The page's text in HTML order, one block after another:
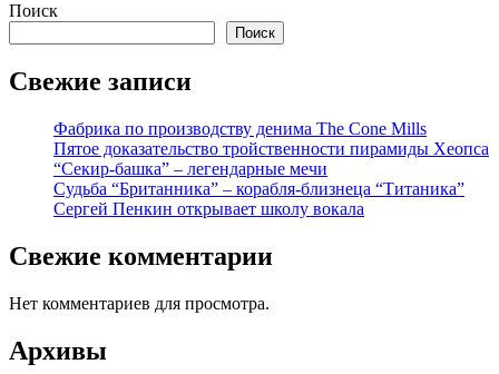
Поиск
Поиск
Свежие записи
Фабрика по производству денима The Cone Mills
Пятое доказательство тройственности пирамиды Хеопса
“Секир-башка” – легендарные мечи
Судьба “Британника” – корабля-близнеца “Титаника”
Сергей Пенкин открывает школу вокала
Свежие комментарии
Нет комментариев для просмотра.
Архивы